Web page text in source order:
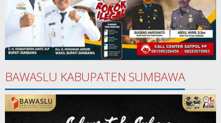
BAWASLU KABUPATEN SUMBAWA